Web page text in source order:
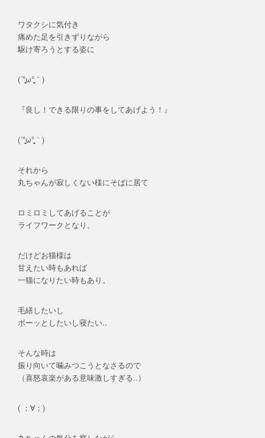
ワタクシに気付き
痛めた足を引きずりながら
駆け寄ろうとする姿に
(´°̥̥̥̥̥̥̥̥ω°̥̥̥̥̥̥̥̥｀)
『良し！できる限りの事をしてあげよう！』
(´°̥̥̥̥̥̥̥̥ω°̥̥̥̥̥̥̥̥｀)
それから
丸ちゃんが寂しくない様にそばに居て
ロミロミしてあげることが
ライフワークとなり。
だけどお猫様は
甘えたい時もあれば
一猫になりたい時もあり。
毛繕したいし
ボーッとしたいし寝たい..
そんな時は
振り向いて噛みつこうとなさるので
（喜怒哀楽がある意味激しすぎる..）
( ；∀；)